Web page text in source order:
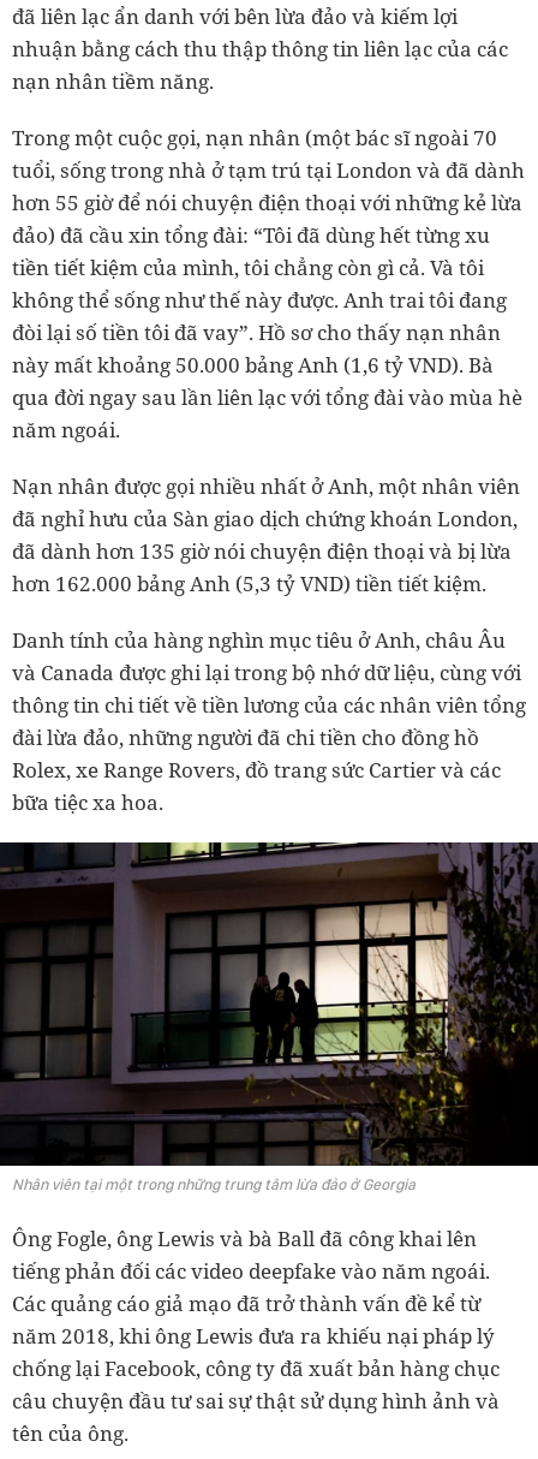
đã liên lạc ẩn danh với bên lừa đảo và kiếm lợi
nhuận bằng cách thu thập thông tin liên lạc của các
nạn nhân tiềm năng.
Trong một cuộc gọi, nạn nhân (một bác sĩ ngoài 70
tuổi, sống trong nhà ở tạm trú tại London và đã dành
hơn 55 giờ để nói chuyện điện thoại với những kẻ lừa
đảo) đã cầu xin tổng đài: “Tôi đã dùng hết từng xu
tiền tiết kiệm của mình, tôi chẳng còn gì cả. Và tôi
không thể sống như thế này được. Anh trai tôi đang
đòi lại số tiền tôi đã vay”. Hồ sơ cho thấy nạn nhân
này mất khoảng 50.000 bảng Anh (1,6 tỷ VND). Bà
qua đời ngay sau lần liên lạc với tổng đài vào mùa hè
năm ngoái.
Nạn nhân được gọi nhiều nhất ở Anh, một nhân viên
đã nghỉ hưu của Sàn giao dịch chứng khoán London,
đã dành hơn 135 giờ nói chuyện điện thoại và bị lừa
hơn 162.000 bảng Anh (5,3 tỷ VND) tiền tiết kiệm.
Danh tính của hàng nghìn mục tiêu ở Anh, châu Âu
và Canada được ghi lại trong bộ nhớ dữ liệu, cùng với
thông tin chi tiết về tiền lương của các nhân viên tổng
đài lừa đảo, những người đã chi tiền cho đồng hồ
Rolex, xe Range Rovers, đồ trang sức Cartier và các
bữa tiệc xa hoa.
Nhân viên tại một trong những trung tâm lừa đảo ở Georgia
Ông Fogle, ông Lewis và bà Ball đã công khai lên
tiếng phản đối các video deepfake vào năm ngoái.
Các quảng cáo giả mạo đã trở thành vấn đề kể từ
năm 2018, khi ông Lewis đưa ra khiếu nại pháp lý
chống lại Facebook, công ty đã xuất bản hàng chục
câu chuyện đầu tư sai sự thật sử dụng hình ảnh và
tên của ông.